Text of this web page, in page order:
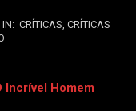
IN: CRÍTICAS, CRÍTICAS
Incrível Homem